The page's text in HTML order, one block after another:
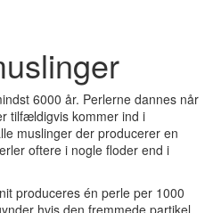
6000 år. Perlerne dannes når
tilfældigvis kommer ind i
muslinger der producerer en
oftere i nogle floder end i
produceres én perle per 1000
hvis den fremmede partikel